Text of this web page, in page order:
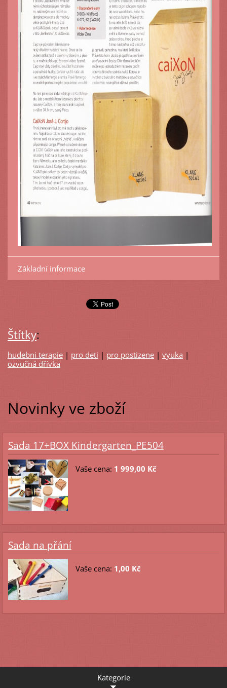
Základní informace
Štítky:
hudebni terapie | pro deti | pro postizene | vyuka |
ozvučná dřívka
Novinky ve zboží
Sada 17+BOX Kindergarten_PE504
Vaše cena: 1 999,00 Kč
Sada na přání
Vaše cena: 1,00 Kč
Kategorie